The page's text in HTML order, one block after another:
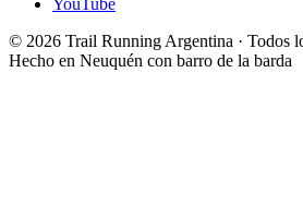
YouTube
© 2026 Trail Running Argentina · Todos
Hecho en Neuquén con barro de la barda